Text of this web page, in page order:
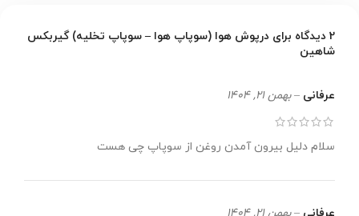
2 دیدگاه برای
درپوش هوا (سوپاپ هوا – سوپاپ تخلیه) گیربکس
شاهین
عرفانی – بهمن 21, 1404
سلام دلیل بیرون آمدن روغن از سوپاپ چی هست